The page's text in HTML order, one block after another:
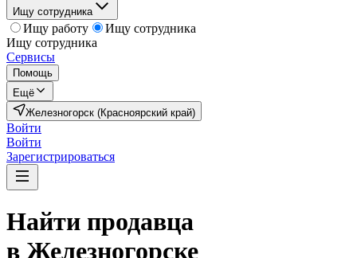
Ищу сотрудника
Ищу работу
Ищу сотрудника
Ищу сотрудника
Сервисы
Помощь
Ещё
Железногорск (Красноярский край)
Войти
Войти
Зарегистрироваться
Найти продавца
в Железногорске